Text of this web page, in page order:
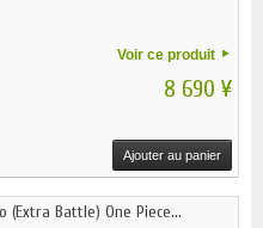
Voir ce produit
8 690 ¥
Ajouter au panier
(Extra Battle) One Piece...